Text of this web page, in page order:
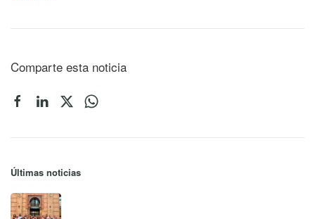
Comparte esta noticia
Últimas noticias